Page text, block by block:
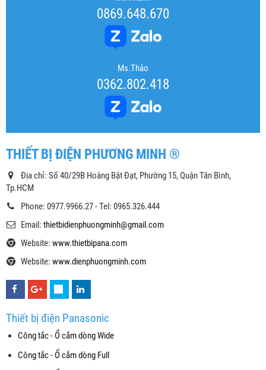
0869.648.670
Ms.Thảo
0362.802.418
THIẾT BỊ ĐIỆN PHƯƠNG MINH ®
Địa chỉ: Số 40/29B Hoàng Bật Đạt, Phường 15, Quận Tân Bình,
Tp.HCM
Phone: 0977.9966.27 - Tel: 0965.326.444
Email: thietbidienphuongminh@gmail.com
Website: www.thietbipana.com
Website: www.dienphuongminh.com
Thiết bị điện Panasonic
Công tắc - Ổ cắm dòng Wide
Công tắc - Ổ cắm dòng Full